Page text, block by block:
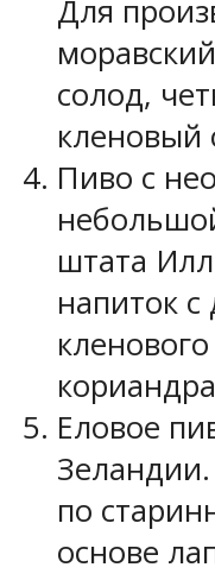
Для
солод,
кленовый
Пиво с
штата
напиток
Еловое
по
основе